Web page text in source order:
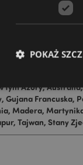
800 zł (Netto)
tym Azory,
Gujana Francuska,
Madera,
Tajwan, Stany
POKAŻ
Niezbędne pliki